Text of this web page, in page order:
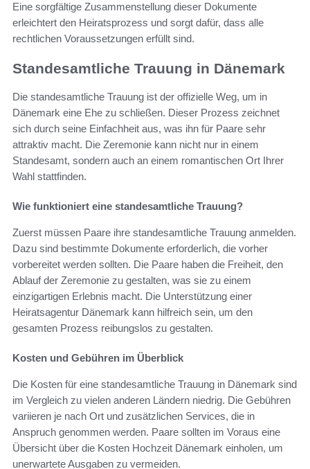
Eine sorgfältige Zusammenstellung dieser Dokumente
erleichtert den Heiratsprozess und sorgt dafür, dass alle
rechtlichen Voraussetzungen erfüllt sind.
Standesamtliche Trauung in Dänemark
Die standesamtliche Trauung ist der offizielle Weg, um in
Dänemark eine Ehe zu schließen. Dieser Prozess zeichnet
sich durch seine Einfachheit aus, was ihn für Paare sehr
attraktiv macht. Die Zeremonie kann nicht nur in einem
Standesamt, sondern auch an einem romantischen Ort Ihrer
Wahl stattfinden.
Wie funktioniert eine standesamtliche Trauung?
Zuerst müssen Paare ihre standesamtliche Trauung anmelden.
Dazu sind bestimmte Dokumente erforderlich, die vorher
vorbereitet werden sollten. Die Paare haben die Freiheit, den
Ablauf der Zeremonie zu gestalten, was sie zu einem
einzigartigen Erlebnis macht. Die Unterstützung einer
Heiratsagentur Dänemark kann hilfreich sein, um den
gesamten Prozess reibungslos zu gestalten.
Kosten und Gebühren im Überblick
Die Kosten für eine standesamtliche Trauung in Dänemark sind
im Vergleich zu vielen anderen Ländern niedrig. Die Gebühren
variieren je nach Ort und zusätzlichen Services, die in
Anspruch genommen werden. Paare sollten im Voraus eine
Übersicht über die Kosten Hochzeit Dänemark einholen, um
unerwartete Ausgaben zu vermeiden.